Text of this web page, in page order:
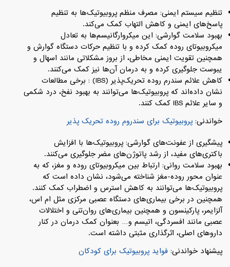
تنظیم سیستم ایمنی: مصرف منظم پروبیوتیک‌ها به تنظیم
پاسخ‌های ایمنی و کاهش التهاب کمک می‌کند.
بهبود سلامت گوارشی: این میکروارگانیسم‌ها به تعادل
میکروبیوتای روده کمک کرده و با تنظیم حرکات دستگاه گوارش و
همچنین تقویت ایمنی مخاطی، از بروز مشکلاتی مانند اسهال و
یبوست جلوگیری کرده و به درمان آن‌ها نیز کمک می‌کنند.
کاهش علائم سندرم روده تحریک‌پذیر (IBS) : برخی مطالعات
نشان داده‌اند که پروبیوتیک‌ها می‌توانند به بهبود نفخ، درد شکمی
و سایر علائم IBS کمک کنند.
خواندنی: پروبیوتیک برای سندروم روده تحریک پذیر
پیشگیری از عفونت‌های گوارشی: پروبیوتیک‌ها با افزایش
باکتری‌های مفید، از رشد پاتوژن‌های مضر جلوگیری می‌کنند.
بهبود سلامت روانی: ارتباط بین میکروبیوتای روده و مغز، که به
عنوان محور روده-مغز شناخته می‌شود، نشان داده است که
پروبیوتیک‌ها می‌توانند به کاهش استرس و اضطراب کمک کنند.
همچنین در برخی بیماری‌های دستگاه عصبی مرکزی مثل ام اس،
آلزایمر، پارکینسون و همچنین بیماری‌‌های روان‌تنی و اختلالات
عصبی مانند افسردگی، اتیسم و… بعنوان کمک درمان در کنار
داروهای اصلی، اثرگذاری مثبتی داشته است.
پیشنهاد خواندنی: فواید پروبیوتیک برای کودکان